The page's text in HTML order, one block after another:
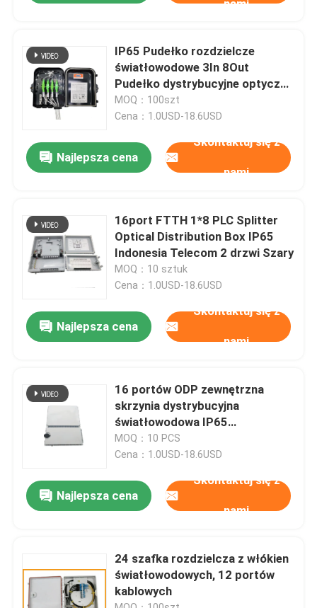
Produkty
Wycieczka po fabryce
Skontaktuj się z nami
Sprawy
Poprosić o wycenę
Okablowanie światłowodu
nami
IP65 Pudełko rozdzielcze
światłowodowe 3In 8Out
Pudełko dystrybucyjne optyczne
zewnętrzne 1 8 Czarny
nieprzerwany kabel
MOQ：100szt
Cena：1.0USD-18.6USD
Najlepsza cena
Skontaktuj się z
nami
16port FTTH 1*8 PLC Splitter
Optical Distribution Box IP65
Indonesia Telecom 2 drzwi Szary
MOQ：10 sztuk
Cena：1.0USD-18.6USD
Najlepsza cena
Skontaktuj się z
nami
16 portów ODP zewnętrzna
skrzynia dystrybucyjna
światłowodowa IP65
rozwiązanie FTTH
MOQ：10 PCS
Cena：1.0USD-18.6USD
Najlepsza cena
Skontaktuj się z
nami
24 szafka rozdzielcza z włókien
światłowodowych, 12 portów
kablowych